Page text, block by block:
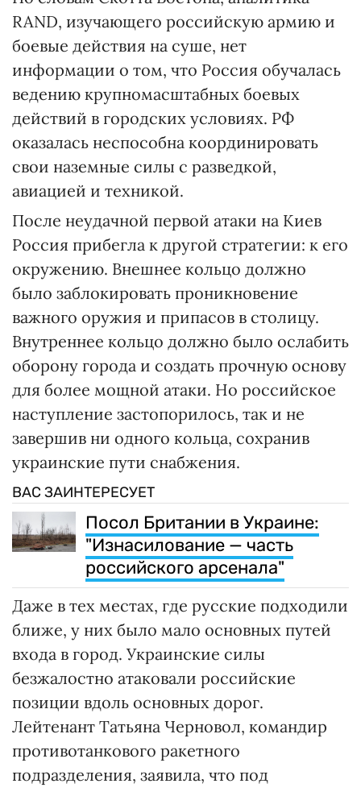
RAND, изучающего российскую армию и
боевые действия на суше, нет
информации о том, что Россия обучалась
ведению крупномасштабных боевых
действий в городских условиях. РФ
оказалась неспособна координировать
свои наземные силы с разведкой,
авиацией и техникой.
После неудачной первой атаки на Киев
Россия прибегла к другой стратегии: к его
окружению. Внешнее кольцо должно
было заблокировать проникновение
важного оружия и припасов в столицу.
Внутреннее кольцо должно было ослабить
оборону города и создать прочную основу
для более мощной атаки. Но российское
наступление застопорилось, так и не
завершив ни одного кольца, сохранив
украинские пути снабжения.
ВАС ЗАИНТЕРЕСУЕТ
Посол Британии в Украине:
"Изнасилование — часть
российского арсенала"
Даже в тех местах, где русские подходили
ближе, у них было мало основных путей
входа в город. Украинские силы
безжалостно атаковали российские
позиции вдоль основных дорог.
Лейтенант Татьяна Черновол, командир
противотанкового ракетного
подразделения, заявила, что под